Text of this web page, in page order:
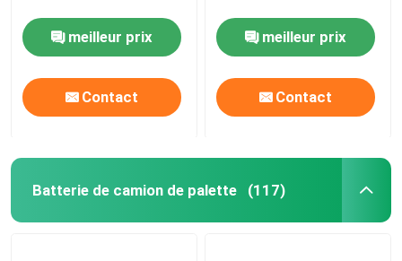
meilleur prix
Contact
meilleur prix
Contact
Batterie de camion de palette (117)